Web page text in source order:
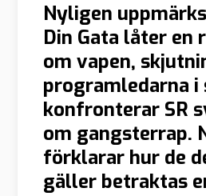
Nyligen
Din Gata låter
om vapen,
programledarna
konfronterar SR
om gangsterrap.
förklarar hur de
gäller betraktas